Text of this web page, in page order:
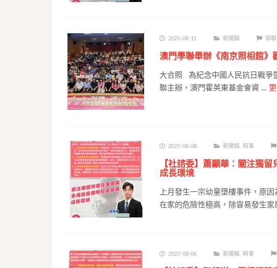
2025-08-11 新聞稿 學聯
澳門學聯舉辦《南京照相館》
大合照 為紀念中國人民抗日戰爭
聯主辦，澳門霍英東基金會資 …
2025-08-08 新聞稿 時事
【社諮委】蕭顯華：關注獨
成長環境
上月發生一宗幼童墮樓事件，原
在家的危險性極高，除容易發生
2025-08-06 新聞稿 時事